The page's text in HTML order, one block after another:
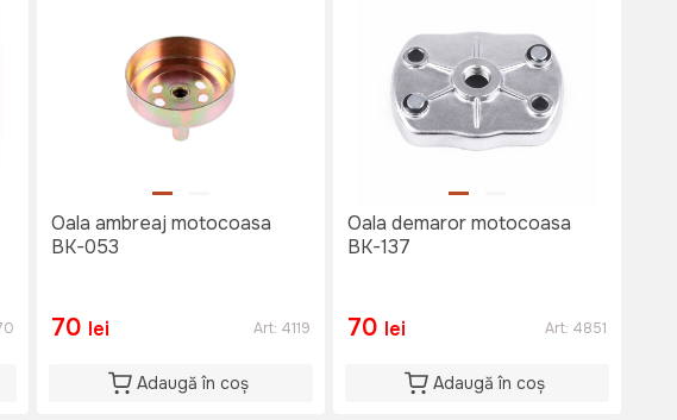
Oala ambreaj motocoasa
BK-053
70 lei Art: 4119
Adaugă în coș
Oala demaror motocoasa
BK-137
70 lei Art: 4851
Adaugă în coș